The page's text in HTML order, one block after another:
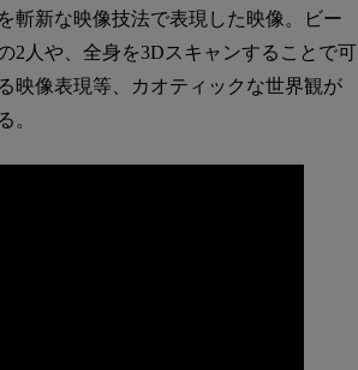
斬新な映像技法で表現した映像。ビー
2人や、全身を3Dスキャンすることで可
映像表現等、カオティックな世界観が
。